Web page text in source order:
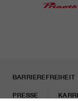
BARRIEREFREIHEIT
PRESSE